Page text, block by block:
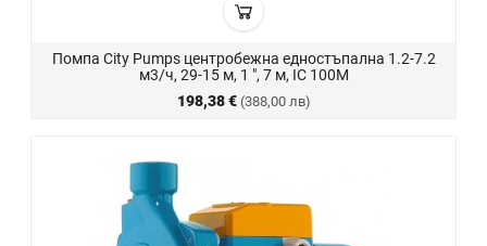
Помпа City Pumps центробежна едностъпална 1.2-7.2
м3/ч, 29-15 м, 1 ", 7 м, IC 100M
198,38 € (388,00 лв)